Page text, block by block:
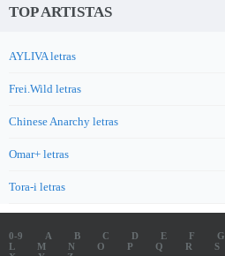
TOP ARTISTAS
AYLIVA letras
Frei.Wild letras
Chinese Anarchy letras
Omar+ letras
Tora-i letras
0-9 A B C D E F G
L
M N O P Q R S